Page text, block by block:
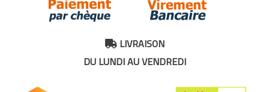
LIVRAISON
DU LUNDI AU VENDREDI